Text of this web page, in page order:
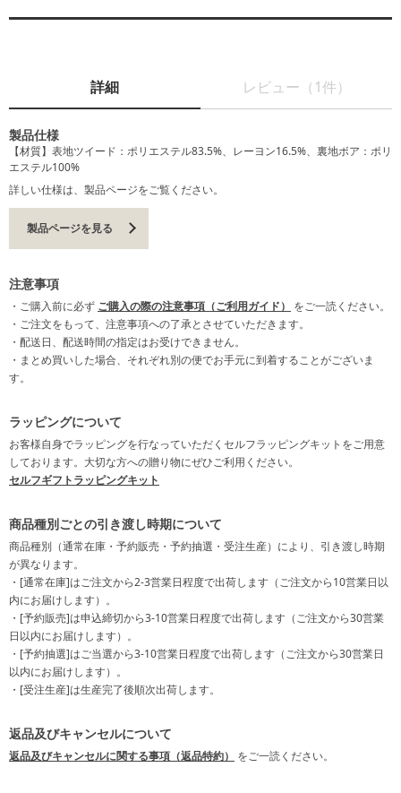
詳細 レビュー（1件）
製品仕様
【材質】表地ツイード：ポリエステル83.5%、レーヨン16.5%、裏地ボア：ポリ
エステル100%
詳しい仕様は、製品ページをご覧ください。
製品ページを見る
注意事項
・ご購入前に必ず ご購入の際の注意事項（ご利用ガイド）
をご一読ください。
・ご注文をもって、注意事項への了承とさせていただきます。
・配送日、配送時間の指定はお受けできません。
・まとめ買いした場合、それぞれ別の便でお手元に到着することがございま
す。
ラッピングについて
お客様自身でラッピングを行なっていただくセルフラッピングキットをご用意
しております。大切な方への贈り物にぜひご利用ください。
セルフギフトラッピングキット
商品種別ごとの引き渡し時期について
商品種別（通常在庫・予約販売・予約抽選・受注生産）により、引き渡し時期
が異なります。
・[通常在庫]はご注文から2-3営業日程度で出荷します（ご注文から10営業日以
内にお届けします）。
・[予約販売]は申込締切から3-10営業日程度で出荷します（ご注文から30営業
日以内にお届けします）。
・[予約抽選]はご当選から3-10営業日程度で出荷します（ご注文から30営業日
以内にお届けします）。
・[受注生産]は生産完了後順次出荷します。
返品及びキャンセルについて
返品及びキャンセルに関する事項（返品特約） をご一読ください。